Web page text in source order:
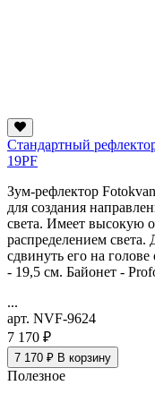
Стандартный
19PF
Зум-рефлектор
для создания
света. Имеет высокую
распределением света.
сдвинуть его на
- 19,5 см. Байонет -
...
арт. NVF-9624
7 170 ₽
7 170 ₽ В корзину
Полезное